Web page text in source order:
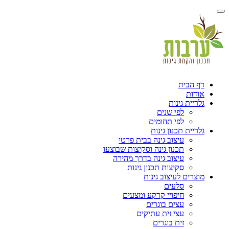
גינות
לפי שנים
לפי תחומים
תכנון גינות
עיצוב גינה בבית פרטי
תכנון גינה וסקיצות שבוצעו
עיצוב גינה בדרך מהירה
סקיצות תכנון גינות
לעיצוב גינות
חיפויי קרקע ומצעים
עצים בוגרים
עצי זית עתיקים
זית בוגרים